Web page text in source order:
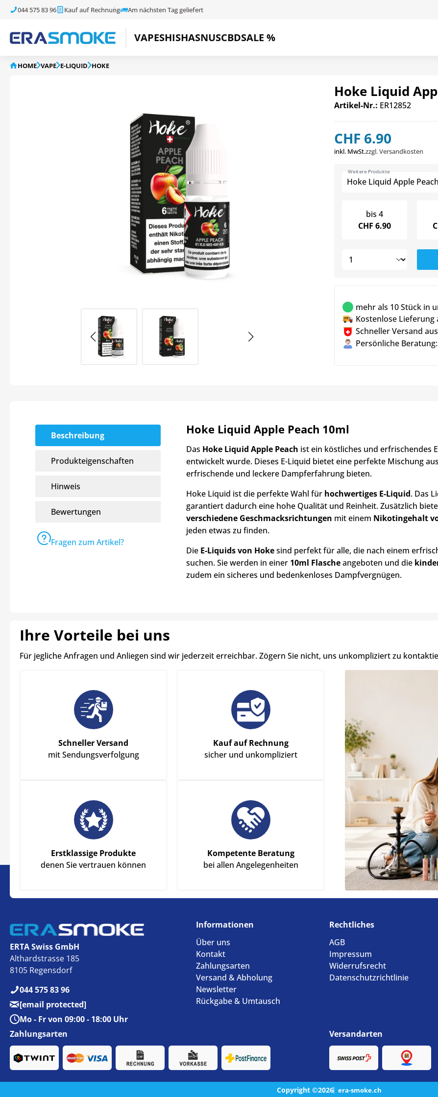
044 575 83 96 Kauf auf Rechnung Am nächsten Tag geliefert
VAPESHISHASNUSCBDSALE %
HOME VAPE E-LIQUID HOKE
Hoke Liquid
Artikel-Nr.: ER12852
CHF 6.90
inkl. MwSt.zzgl. Versandkosten
Hoke Liquid Apple
Weitere Produkte
bis 4
CHF 6.90
mehr als 10 Stück in
Kostenlose Lieferung
Schneller Versand
Persönliche
Beschreibung
Produkteigenschaften
Hinweis
Bewertungen
Fragen zum Artikel?
Hoke Liquid Apple Peach 10ml
Das Hoke Liquid Apple Peach ist ein köstliches und erfrischendes
entwickelt wurde. Dieses E-Liquid bietet eine perfekte Mischung aus
erfrischende und leckere Dampferfahrung bieten.
Hoke Liquid ist die perfekte Wahl für hochwertiges E-Liquid. Das
garantiert dadurch eine hohe Qualität und Reinheit. Zusätzlich
verschiedene Geschmacksrichtungen mit einem Nikotingehalt
jeden etwas zu finden.
Die E-Liquids von Hokesind perfekt für alle, die nach einem
suchen. Sie werden in einer 10ml Flascheangeboten und die
zudem ein sicheres und bedenkenloses Dampfvergnügen.
Ihre Vorteile bei uns
Für jegliche Anfragen und Anliegen sind wir jederzeit erreichbar. Zögern Sie nicht, uns unkompliziert zu
Schneller Versand
mit Sendungsverfolgung
Kauf auf Rechnung
sicher und unkompliziert
Erstklassige Produkte
denen Sie vertrauen können
Kompetente Beratung
bei allen Angelegenheiten
ERTA Swiss GmbH
Althardstrasse 185
8105 Regensdorf
044 575 83 96
[email protected]
Mo - Fr von 09:00 - 18:00 Uhr
Informationen
Über uns
Kontakt
Zahlungsarten
Versand & Abholung
Newsletter
Rückgabe & Umtausch
Rechtliches
AGB
Impressum
Widerrufsrecht
Datenschutzrichtlinie
Zahlungsarten Versandarten
Copyright ©2026 era-smoke.ch